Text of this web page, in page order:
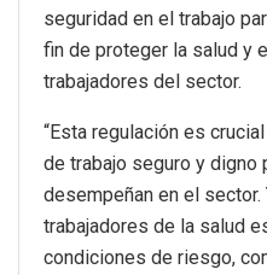
seguridad en el trabajo
fin de proteger la salud y
trabajadores del sector.
“Esta regulación es
de trabajo seguro y digno
desempeñan en el sector.
trabajadores de la salud
condiciones de riesgo,